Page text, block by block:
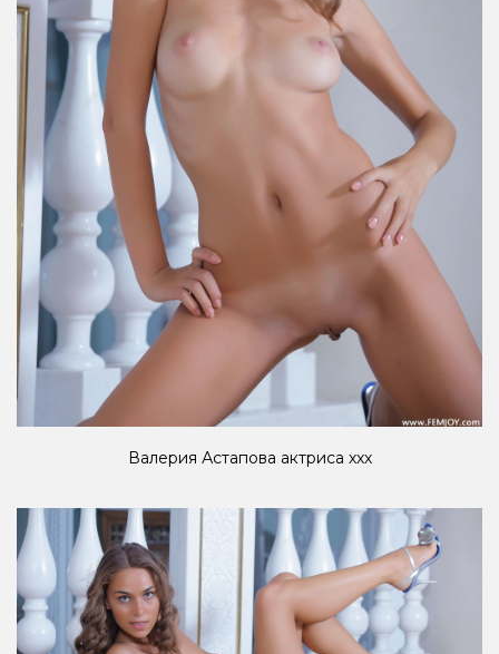
Валерия Астапова актриса ххх